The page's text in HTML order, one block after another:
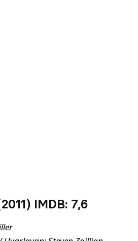
IMDB: 7,6